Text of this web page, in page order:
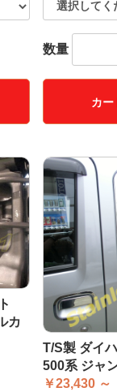
数量
カー
カ
T/S製 ダイ
500系 ジャ
￥23,430 ～